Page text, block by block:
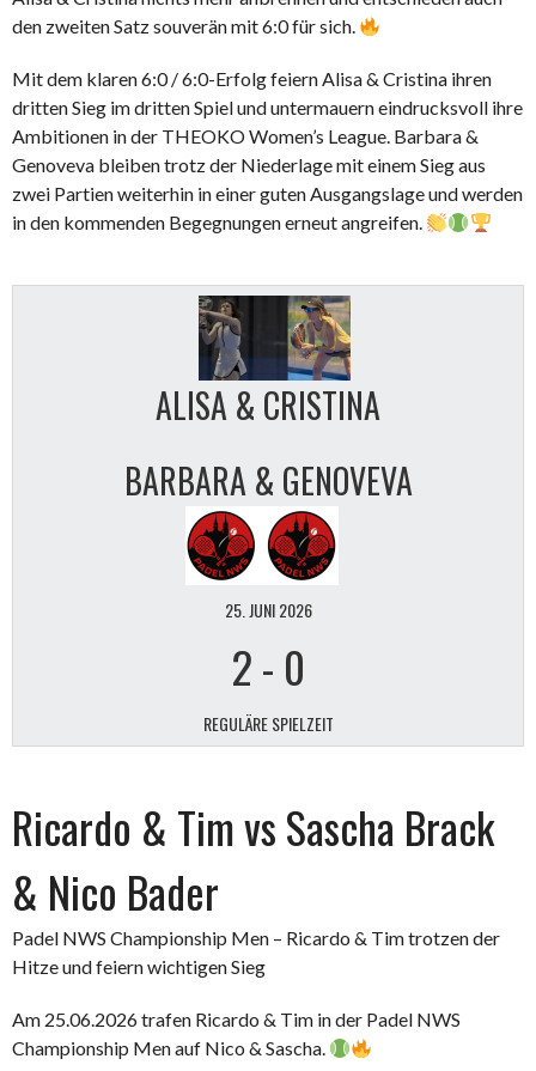
den zweiten Satz souverän mit 6:0 für sich.
Mit dem klaren 6:0 / 6:0-Erfolg feiern Alisa & Cristina ihren
dritten Sieg im dritten Spiel und untermauern eindrucksvoll ihre
Ambitionen in der THEOKO Women’s League. Barbara &
Genoveva bleiben trotz der Niederlage mit einem Sieg aus
zwei Partien weiterhin in einer guten Ausgangslage und werden
in den kommenden Begegnungen erneut angreifen.
ALISA & CRISTINA
BARBARA & GENOVEVA
25. JUNI 2026
2- 0
REGULÄRE SPIELZEIT
Ricardo & Tim vs Sascha Brack
& Nico Bader
Padel NWS Championship Men – Ricardo & Tim trotzen der
Hitze und feiern wichtigen Sieg
Am 25.06.2026 trafen Ricardo & Tim in der Padel NWS
Championship Men auf Nico & Sascha.